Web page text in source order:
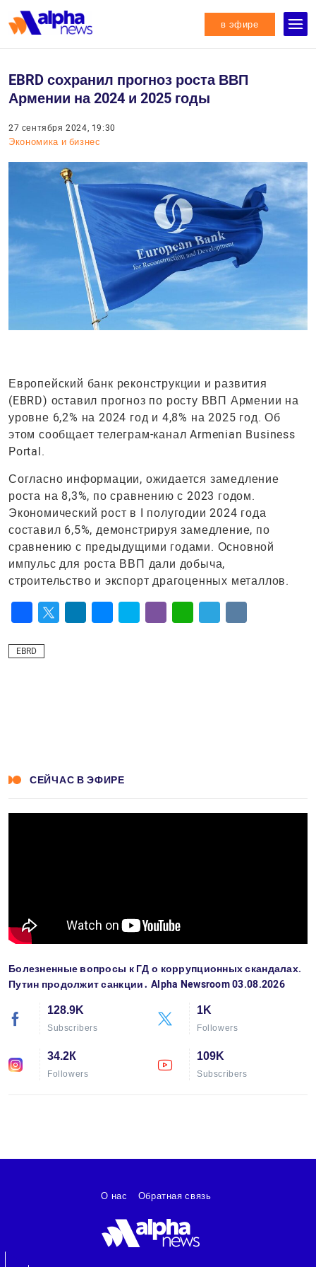
в эфире
EBRD сохранил прогноз роста ВВП
Армении на 2024 и 2025 годы
27 сентября 2024, 19:30
Экономика и бизнес
Европейский банк реконструкции и развития
(EBRD) оставил прогноз по росту ВВП Армении на
уровне 6,2% на 2024 год и 4,8% на 2025 год. Об
этом сообщает телеграм-канал Armenian Business
Portal.
Согласно информации, ожидается замедление
роста на 8,3%, по сравнению с 2023 годом.
Экономический рост в I полугодии 2024 года
составил 6,5%, демонстрируя замедление, по
сравнению с предыдущими годами. Основной
импульс для роста ВВП дали добыча,
строительство и экспорт драгоценных металлов.
EBRD
СЕЙЧАС В ЭФИРЕ
Болезненные вопросы к ГД о коррупционных скандалах.
Путин продолжит санкции․ Alpha Newsroom 03.08.2026
128.9K
Subscribers
1K
Followers
34.2К
Followers
109K
Subscribers
О нас Обратная связь